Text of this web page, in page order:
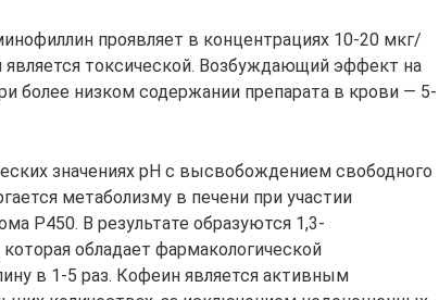
проявляет в концентрациях 10-20 мкг/
токсической. Возбуждающий эффект на
более низком содержании препарата в крови — 5-
значениях pH с высвобождением свободного
метаболизму в печени при участии
P450. В результате образуются 1,3-
обладает фармакологической
в 1-5 раз. Кофеин является активным